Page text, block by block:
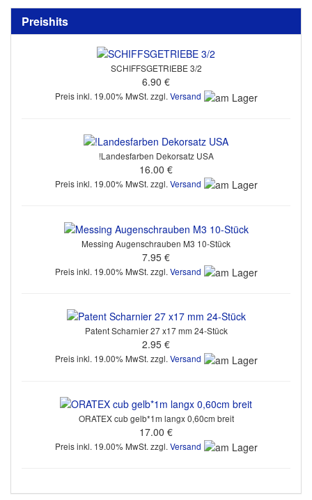
Preishits
SCHIFFSGETRIEBE 3/2
6.90 €
Preis inkl. 19.00% MwSt. zzgl. Versand
!Landesfarben Dekorsatz USA
16.00 €
Preis inkl. 19.00% MwSt. zzgl. Versand
Messing Augenschrauben M3 10-Stück
7.95 €
Preis inkl. 19.00% MwSt. zzgl. Versand
Patent Scharnier 27 x17 mm 24-Stück
2.95 €
Preis inkl. 19.00% MwSt. zzgl. Versand
ORATEX cub gelb*1m langx 0,60cm breit
17.00 €
Preis inkl. 19.00% MwSt. zzgl. Versand